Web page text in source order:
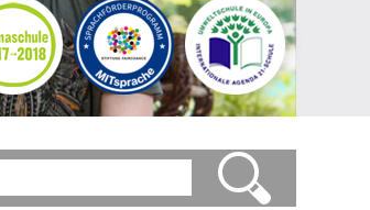
Termine
Suche